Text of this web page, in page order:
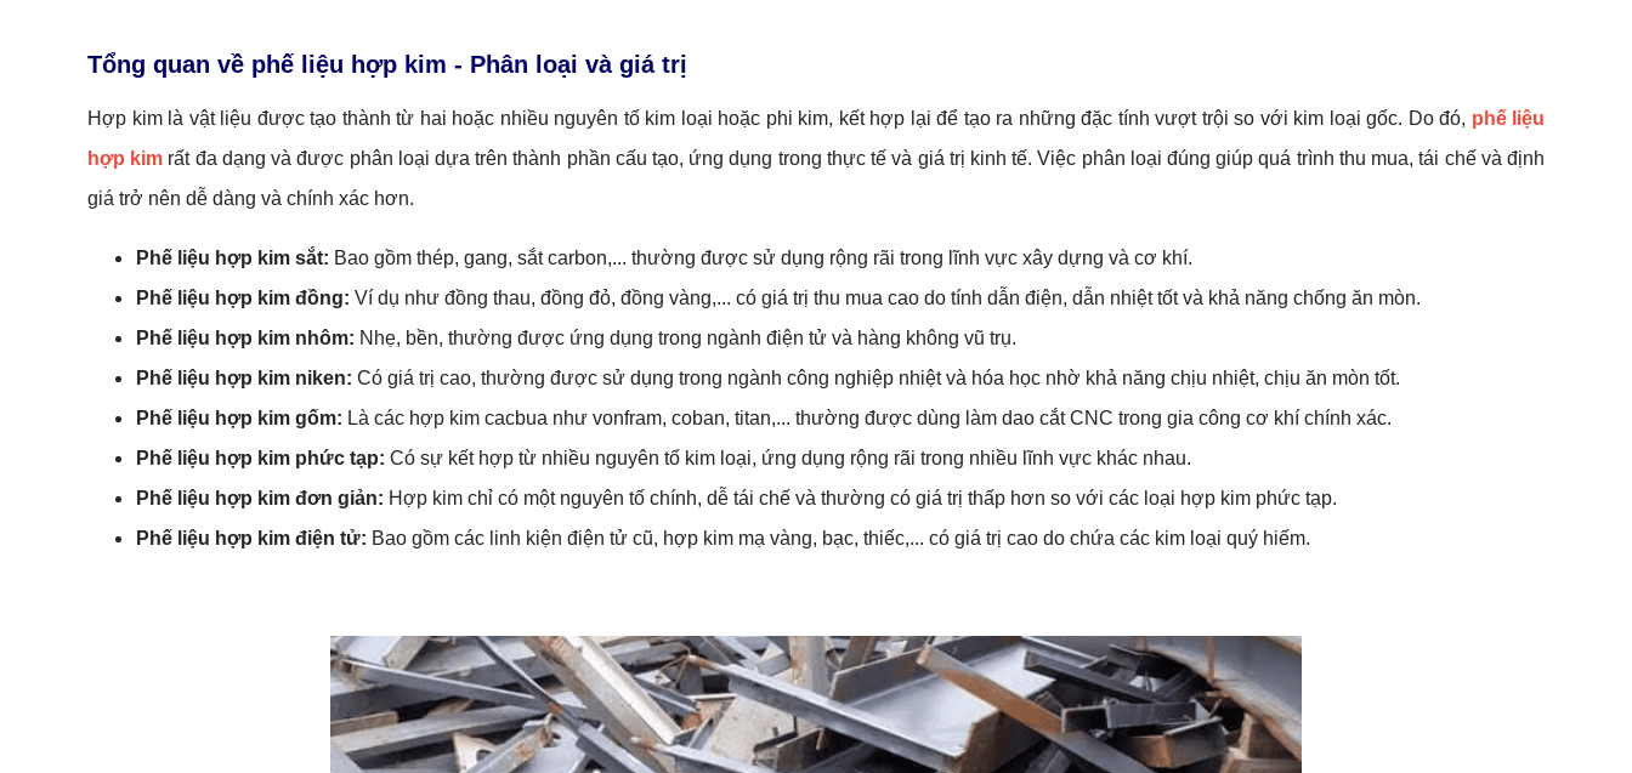
Tổng quan về phế liệu hợp kim - Phân loại và giá trị
Hợp kim là vật liệu được tạo thành từ hai hoặc nhiều nguyên tố kim loại hoặc phi kim, kết hợp lại để tạo ra những đặc tính vượt trội so với kim loại gốc. Do đó, phế liệu
hợp kim rất đa dạng và được phân loại dựa trên thành phần cấu tạo, ứng dụng trong thực tế và giá trị kinh tế. Việc phân loại đúng giúp quá trình thu mua, tái chế và định
giá trở nên dễ dàng và chính xác hơn.
Phế liệu hợp kim sắt: Bao gồm thép, gang, sắt carbon,... thường được sử dụng rộng rãi trong lĩnh vực xây dựng và cơ khí.
Phế liệu hợp kim đồng: Ví dụ như đồng thau, đồng đỏ, đồng vàng,... có giá trị thu mua cao do tính dẫn điện, dẫn nhiệt tốt và khả năng chống ăn mòn.
Phế liệu hợp kim nhôm: Nhẹ, bền, thường được ứng dụng trong ngành điện tử và hàng không vũ trụ.
Phế liệu hợp kim niken: Có giá trị cao, thường được sử dụng trong ngành công nghiệp nhiệt và hóa học nhờ khả năng chịu nhiệt, chịu ăn mòn tốt.
Phế liệu hợp kim gốm: Là các hợp kim cacbua như vonfram, coban, titan,... thường được dùng làm dao cắt CNC trong gia công cơ khí chính xác.
Phế liệu hợp kim phức tạp: Có sự kết hợp từ nhiều nguyên tố kim loại, ứng dụng rộng rãi trong nhiều lĩnh vực khác nhau.
Phế liệu hợp kim đơn giản: Hợp kim chỉ có một nguyên tố chính, dễ tái chế và thường có giá trị thấp hơn so với các loại hợp kim phức tạp.
Phế liệu hợp kim điện tử: Bao gồm các linh kiện điện tử cũ, hợp kim mạ vàng, bạc, thiếc,... có giá trị cao do chứa các kim loại quý hiếm.